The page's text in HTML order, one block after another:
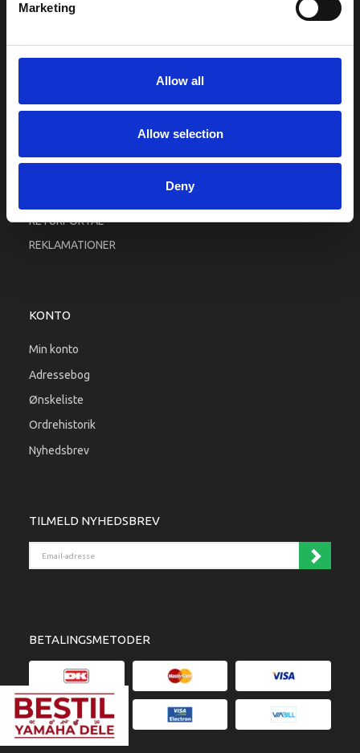
Marketing
Allow all
Allow selection
Deny
INFORMATIONER
RETURPORTAL
REKLAMATIONER
KONTO
Min konto
Adressebog
Ønskeliste
Ordrehistorik
Nyhedsbrev
TILMELD NYHEDSBREV
BETALINGSMETODER